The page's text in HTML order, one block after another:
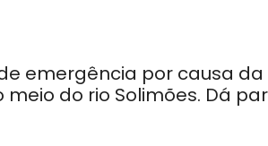
emergência por causa da
do rio Solimões. Dá